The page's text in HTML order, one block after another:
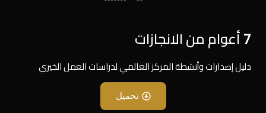
7 أعوام من الانجازات
دليل إصدارات وأنشطة المركز العالمي لدراسات العمل الخيري
تحميل